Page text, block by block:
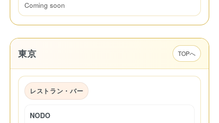
Coming soon
東京 TOPへ
レストラン・バー
NODO